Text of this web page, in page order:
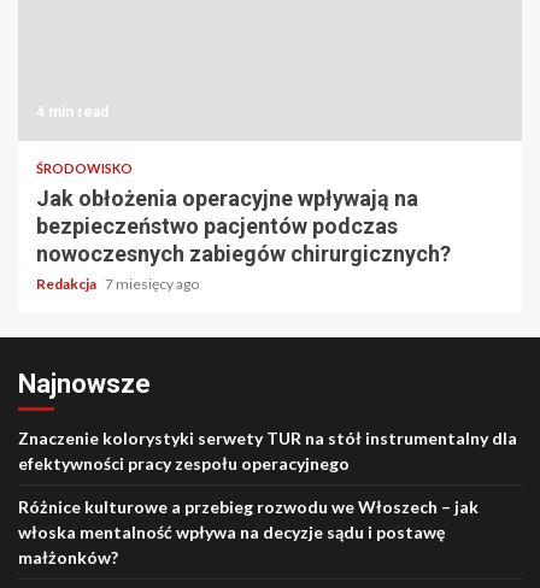
4 min read
ŚRODOWISKO
Jak obłożenia operacyjne wpływają na
bezpieczeństwo pacjentów podczas
nowoczesnych zabiegów chirurgicznych?
Redakcja 7 miesięcy ago
Najnowsze
Znaczenie kolorystyki serwety TUR na stół instrumentalny dla
efektywności pracy zespołu operacyjnego
Różnice kulturowe a przebieg rozwodu we Włoszech – jak
włoska mentalność wpływa na decyzje sądu i postawę
małżonków?